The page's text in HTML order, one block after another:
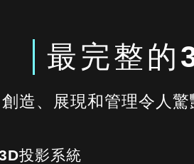
最完整的
創造、展現和管理令人
投影系統